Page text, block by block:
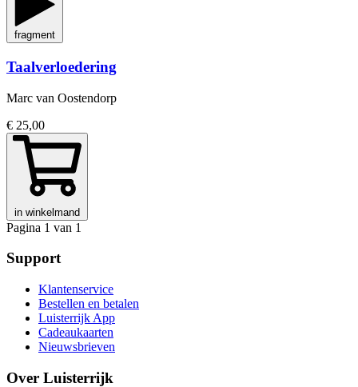
fragment
Taalverloedering
Marc van Oostendorp
€ 25,00
in winkelmand
Pagina 1 van 1
Support
Klantenservice
Bestellen en betalen
Luisterrijk App
Cadeaukaarten
Nieuwsbrieven
Over Luisterrijk